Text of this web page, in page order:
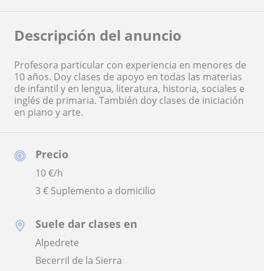
Precio
10€/h
3 € Suplemento a domicilio
Suele dar clases en
Alpedrete
Becerril de la Sierra
Descripción del anuncio
Profesora particular con experiencia en menores de
10 años. Doy clases de apoyo en todas las materias
de infantil y en lengua, literatura, historia, sociales e
inglés de primaria. También doy clases de iniciación
en piano y arte.